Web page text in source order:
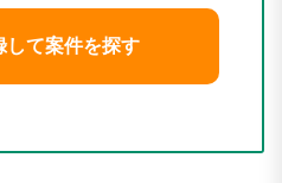
して案件を探す